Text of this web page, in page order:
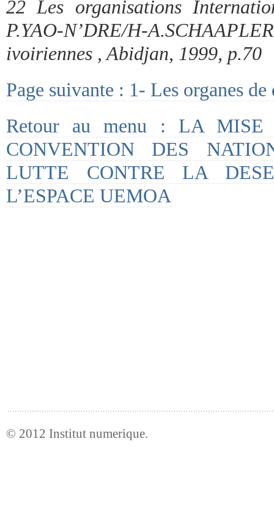
22 Les organisations
P.YAO-N’DRE/H-
ivoiriennes , Abidjan, 1999, p.70
Page suivante : 1- Les organes
Retour au menu : LA
CONVENTION DES
LUTTE CONTRE LA
L’ESPACE UEMOA
© 2012 Institut numerique.